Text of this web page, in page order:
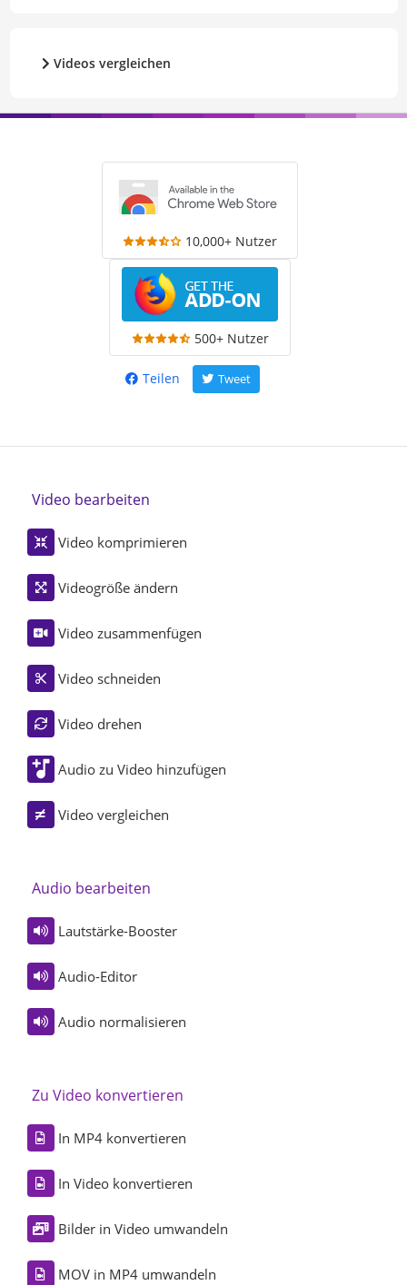
Videos vergleichen
10,000+ Nutzer
500+ Nutzer
Teilen Tweet
Video bearbeiten
Video komprimieren
Videogröße ändern
Video zusammenfügen
Video schneiden
Video drehen
Audio zu Video hinzufügen
Video vergleichen
Audio bearbeiten
Lautstärke-Booster
Audio-Editor
Audio normalisieren
Zu Video konvertieren
In MP4 konvertieren
In Video konvertieren
Bilder in Video umwandeln
MOV in MP4 umwandeln